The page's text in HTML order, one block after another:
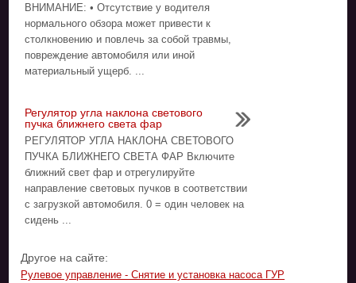
ВНИМАНИЕ: • Отсутствие у водителя
нормального обзора может привести к
столкновению и повлечь за собой травмы,
повреждение автомобиля или иной
материальный ущерб. ...
Регулятор угла наклона светового
пучка ближнего света фар
РЕГУЛЯТОР УГЛА НАКЛОНА СВЕТОВОГО
ПУЧКА БЛИЖНЕГО СВЕТА ФАР Включите
ближний свет фар и отрегулируйте
направление световых пучков в соответствии
с загрузкой автомобиля. 0 = один человек на
сидень ...
Другое на сайте:
Рулевое управление - Снятие и установка насоса ГУР